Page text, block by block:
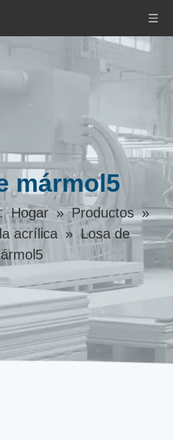
mármol5
Hogar » Productos »
acrílica » Losa de